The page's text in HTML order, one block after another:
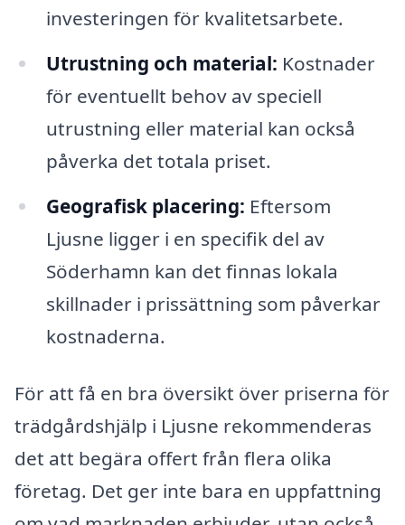
investeringen för kvalitetsarbete.
Utrustning och material: Kostnader
för eventuellt behov av speciell
utrustning eller material kan också
påverka det totala priset.
Geografisk placering: Eftersom
Ljusne ligger i en specifik del av
Söderhamn kan det finnas lokala
skillnader i prissättning som påverkar
kostnaderna.
För att få en bra översikt över priserna för
trädgårdshjälp i Ljusne rekommenderas
det att begära offert från flera olika
företag. Det ger inte bara en uppfattning